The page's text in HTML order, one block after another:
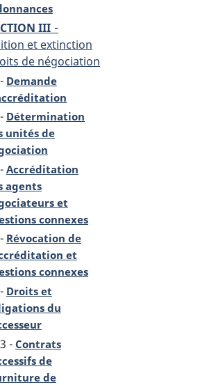
III -
et extinction
de négociation
Demande
Détermination
unités de
Accréditation
agents
et
connexes
Révocation de
et
connexes
Droits et
du
- Contrats
de
de